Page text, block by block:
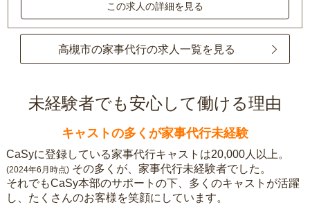
この求人の詳細を見る
高槻市の家事代行の求人一覧を見る
未経験者でも安心して働ける理由
キャストの多くが家事代行未経験
CaSyに登録している家事代行キャストは20,000人以上。
(2024年6月時点) その多くが、家事代行未経験者でした。
それでもCaSy本部のサポートの下、多くのキャストが活躍
し、たくさんのお客様を笑顔にしています。